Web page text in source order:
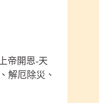
帝開恩-天
解厄除災、